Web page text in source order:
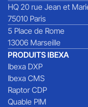
HQ 20 rue Jean et
75010 Paris
5 Place de Rome
13006 Marseille
PRODUITS IBEXA
Ibexa DXP
Ibexa CMS
Raptor CDP
Quable PIM